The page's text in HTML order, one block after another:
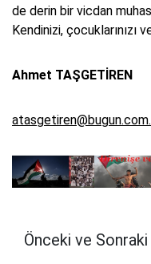
de derin bir vicdan
Kendinizi, çocuklarınızı
Ahmet TAŞGETİREN
Önceki ve Sonraki